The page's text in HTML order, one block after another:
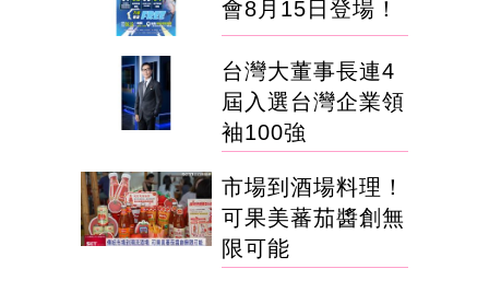
會8月15日登場！
台灣大董事長連4
屆入選台灣企業領
袖100強
市場到酒場料理！
可果美蕃茄醬創無
限可能